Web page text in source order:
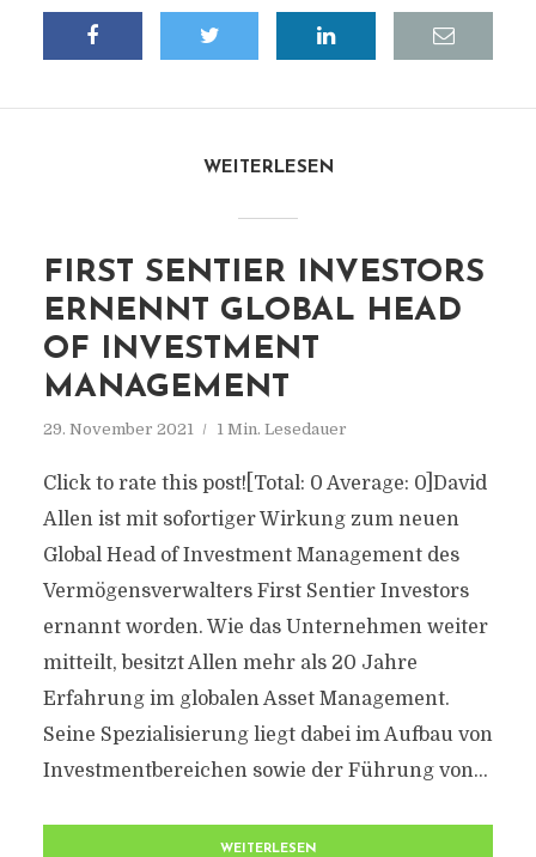
WEITERLESEN
FIRST SENTIER INVESTORS
ERNENNT GLOBAL HEAD
OF INVESTMENT
MANAGEMENT
29. November 2021 1 Min. Lesedauer
Click to rate this post![Total: 0 Average: 0]David
Allen ist mit sofortiger Wirkung zum neuen
Global Head of Investment Management des
Vermögensverwalters First Sentier Investors
ernannt worden. Wie das Unternehmen weiter
mitteilt, besitzt Allen mehr als 20 Jahre
Erfahrung im globalen Asset Management.
Seine Spezialisierung liegt dabei im Aufbau von
Investmentbereichen sowie der Führung von...
WEITERLESEN